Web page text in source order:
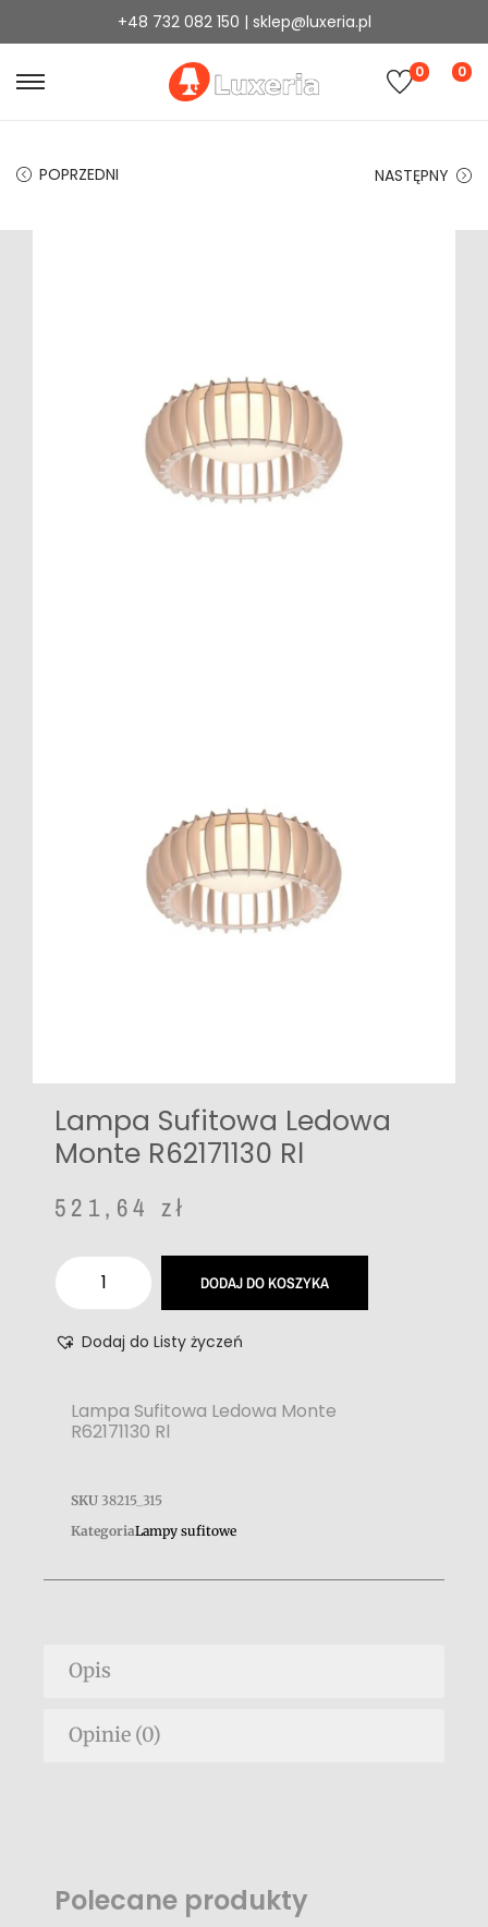
+48 732 082 150 | sklep@luxeria.pl
0 0
POPRZEDNI NASTĘPNY
Lampa Sufitowa Ledowa
Monte R62171130 Rl
521,64 zł
DODAJ DO KOSZYKA
Dodaj do Listy życzeń
Lampa Sufitowa Ledowa Monte
R62171130 Rl
SKU 38215_315
KategoriaLampy sufitowe
Opis
Opinie (0)
Polecane produkty